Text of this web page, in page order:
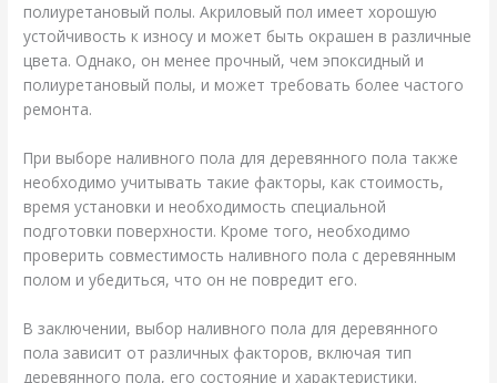
полиуретановый полы. Акриловый пол имеет хорошую
устойчивость к износу и может быть окрашен в различные
цвета. Однако, он менее прочный, чем эпоксидный и
полиуретановый полы, и может требовать более частого
ремонта.
При выборе наливного пола для деревянного пола также
необходимо учитывать такие факторы, как стоимость,
время установки и необходимость специальной
подготовки поверхности. Кроме того, необходимо
проверить совместимость наливного пола с деревянным
полом и убедиться, что он не повредит его.
В заключении, выбор наливного пола для деревянного
пола зависит от различных факторов, включая тип
деревянного пола, его состояние и характеристики.